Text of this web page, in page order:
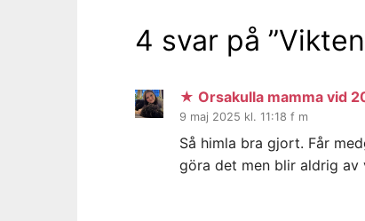
4 svar på ”
★ Orsakulla mamma vid
9 maj 2025 kl. 11:18 f m
Så himla bra gjort. Får
göra det men blir aldrig